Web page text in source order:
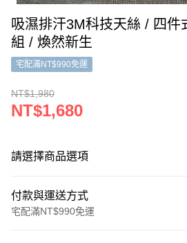
吸濕排汗3M科技天絲 / 四件
組 / 煥然新生
宅配滿NT$990免運
NT$1,980
NT$1,680
請選擇商品選項
付款與運送方式
宅配滿NT$990免運